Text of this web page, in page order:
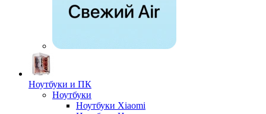
Ноутбуки и ПК
Ноутбуки
Ноутбуки Xiaomi